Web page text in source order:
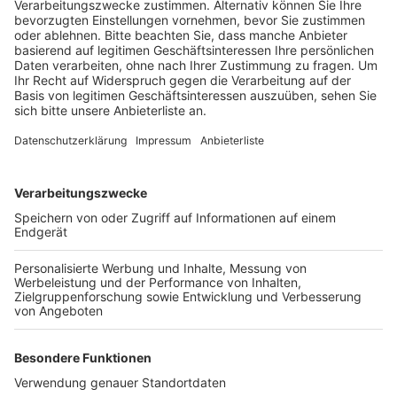
Veröffentlicht:Freitag, 06.09.2019 15:09
Anzeige
ehemalige Küsterhaus umgebaut. Bei den Bauarbeiten
stellte sich heraus, dass der gesamte Dachstuhl und
viele Innenbereiche marode waren. Mit Hilfe der
ehrenamtlichen Helfern wurde das Dach erneuert und
auch das Innere des Hauses saniert. Die Arbeiten
haben über ein Jahr gedauert.
Anzeige